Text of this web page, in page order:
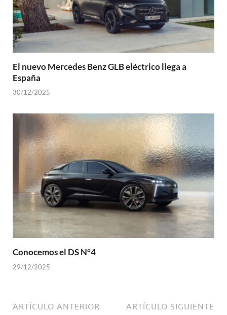
El nuevo Mercedes Benz GLB eléctrico llega a
España
30/12/2025
Conocemos el DS N°4
29/12/2025
ARTÍCULO ANTERIOR ARTÍCULO SIGUIENTE